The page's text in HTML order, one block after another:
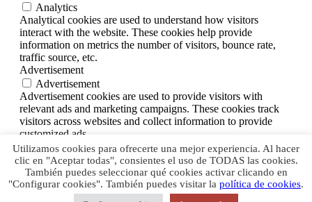
Utilizamos cookies para ofrecerte una mejor experiencia. Al hacer
clic en "Aceptar todas", consientes el uso de TODAS las cookies.
También puedes seleccionar qué cookies activar clicando en
"Configurar cookies". También puedes visitar la política de cookies.
Analytics
Analytical cookies are used to understand how visitors
interact with the website. These cookies help provide
information on metrics the number of visitors, bounce rate,
traffic source, etc.
Advertisement
Advertisement
Advertisement cookies are used to provide visitors with
relevant ads and marketing campaigns. These cookies track
visitors across websites and collect information to provide
customized ads.
Others
Others
Other uncategorized cookies are those that are being analyzed
and have not been classified into a category as yet.
DESA I ACCEPTA